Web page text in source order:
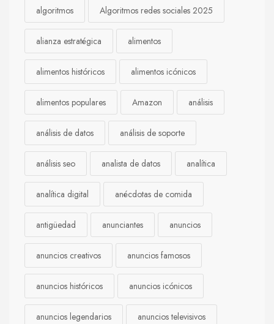
algoritmos Algoritmos redes sociales 2025
alianza estratégica alimentos
alimentos históricos alimentos icónicos
alimentos populares Amazon análisis
análisis de datos análisis de soporte
análisis seo analista de datos analítica
analítica digital anécdotas de comida
antigüedad anunciantes anuncios
anuncios creativos anuncios famosos
anuncios históricos anuncios icónicos
anuncios legendarios anuncios televisivos